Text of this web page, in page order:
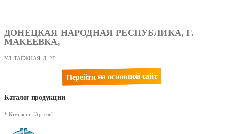
ДОНЕЦКАЯ НАРОДНАЯ РЕСПУБЛИКА, Г.
МАКЕЕВКА,
УЛ. ТАЁЖНАЯ, Д. 2Г
Перейти на основной сайт
Каталог продукции
* Компании "Артель"